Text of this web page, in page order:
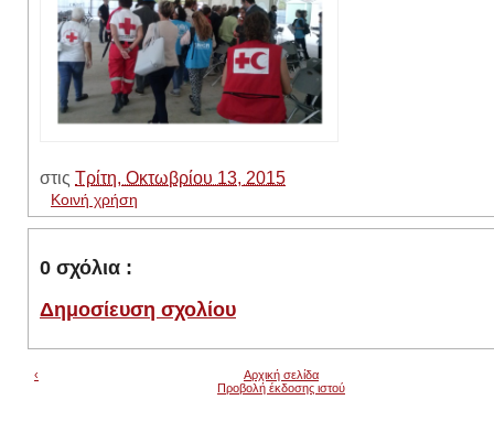
στις Τρίτη, Οκτωβρίου 13, 2015
Κοινή χρήση
0 σχόλια :
Δημοσίευση σχολίου
‹
Αρχική σελίδα
Προβολή έκδοσης ιστού